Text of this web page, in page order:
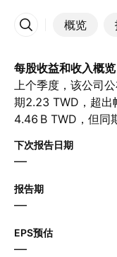
概览
更多
每股收益和收入概览
上个季度，该公司
期2.23 TWD，超出
4.46 B‬ TWD，但同
预计下一季度每股
TWD。
下次报告日期
—
报告期
—
EPS预估
—